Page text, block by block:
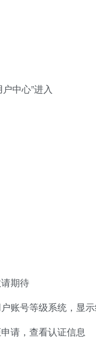
中心”进入
期待
户账号等级系统，显
请，查看认证信息